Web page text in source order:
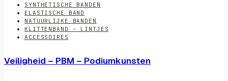
SYNTHETISCHE BANDEN
ELASTISCHE BAND
NATUURLIJKE BANDEN
KLITTENBAND - LINTJES
ACCESSOIRES
Veiligheid – PBM – Podiumkunsten